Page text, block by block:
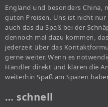
England und besonders China,
guten Preisen. Uns ist nicht
auch das du Spaß bei der
dennoch mal dazu kommen,
jederzeit über das
gerne weiter. Wenn es
Händler direkt und klären die
weiterhin Spaß am Sparen
… schnell